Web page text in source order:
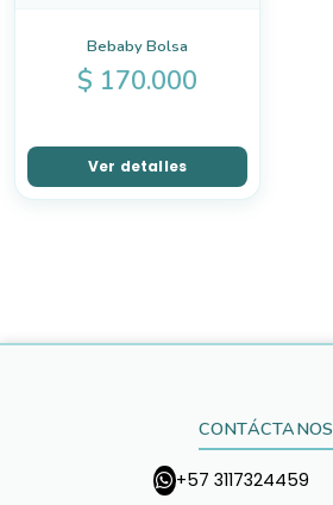
Bebaby Bolsa
$ 170.000
Ver detalles
CONTÁCTANOS
+57 3117324459